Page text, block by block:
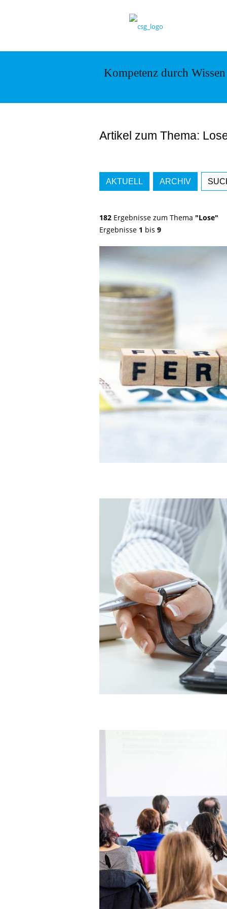
Kompetenz durch Wissen
Artikel zum Thema:
AKTUELL ARCHIV
182Ergebnisse zum Thema "Lose"
Ergebnisse 1 bis 9